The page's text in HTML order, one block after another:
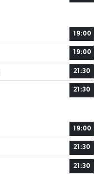
19:00
19:00
21:30
21:30
19:00
21:30
21:30